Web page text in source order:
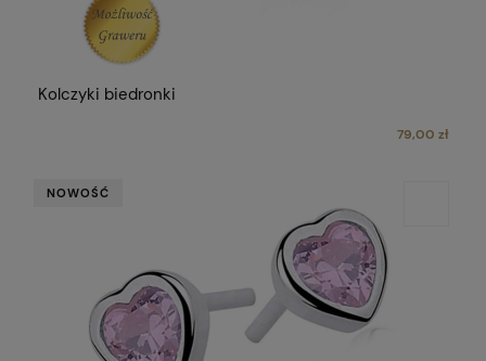
Kolczyki biedronki
79,00 zł
NOWOŚĆ